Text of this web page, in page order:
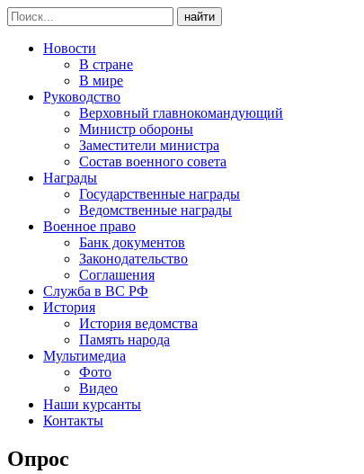
найти
Новости
В стране
В мире
Руководство
Верховный главнокомандующий
Министр обороны
Заместители министра
Состав военного совета
Награды
Государственные награды
Ведомственные награды
Военное право
Банк документов
Законодательство
Соглашения
Служба в ВС РФ
История
История ведомства
Память народа
Мультимедиа
Фото
Видео
Наши курсанты
Контакты
Опрос